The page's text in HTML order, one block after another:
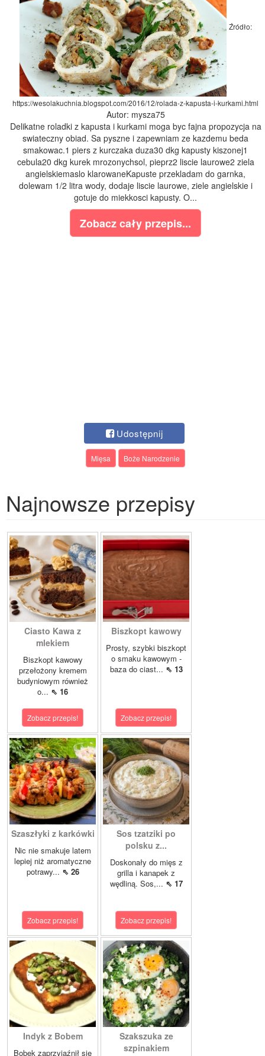
Źródło:
https://wesolakuchnia.blogspot.com/2016/12/rolada-z-kapusta-i-kurkami.html
Autor: mysza75
Delikatne roladki z kapusta i kurkami moga byc fajna propozycja na
swiateczny obiad. Sa pyszne i zapewniam ze kazdemu beda
smakowac.1 piers z kurczaka duza30 dkg kapusty kiszonej1
cebula20 dkg kurek mrozonychsol, pieprz2 liscie laurowe2 ziela
angielskiemaslo klarowaneKapuste przekladam do garnka,
dolewam 1/2 litra wody, dodaje liscie laurowe, ziele angielskie i
gotuje do miekkosci kapusty. O...
Zobacz cały przepis...
Udostępnij
Mięsa Boże Narodzenie
Najnowsze przepisy
Ciasto Kawa z
mlekiem
Biszkopt kawowy
przełożony kremem
budyniowym również
o... ⇖ 16
Zobacz przepis!
Biszkopt kawowy
Prosty, szybki biszkopt
o smaku kawowym -
baza do ciast... ⇖ 13
Zobacz przepis!
Szaszłyki z karkówki
Nic nie smakuje latem
lepiej niż aromatyczne
potrawy... ⇖ 26
Zobacz przepis!
Sos tzatziki po
polsku z...
Doskonały do mięs z
grilla i kanapek z
wędliną. Sos,... ⇖ 17
Zobacz przepis!
Indyk z Bobem
Bobek zaprzyjaźnił się
Szakszuka ze
szpinakiem